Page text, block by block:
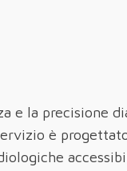
e la precisione
è